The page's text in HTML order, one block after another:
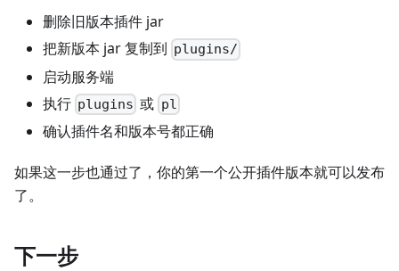
删除旧版本插件 jar
把新版本 jar 复制到 plugins/
启动服务端
执行 plugins 或 pl
确认插件名和版本号都正确
如果这一步也通过了，你的第一个公开插件版本就可以发布
了。
下一步